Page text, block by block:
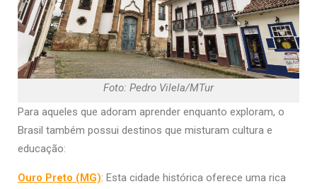
Foto: Pedro Vilela/MTur
Para aqueles que adoram aprender enquanto exploram, o
Brasil também possui destinos que misturam cultura e
educação:
Ouro Preto (MG): Esta cidade histórica oferece uma rica